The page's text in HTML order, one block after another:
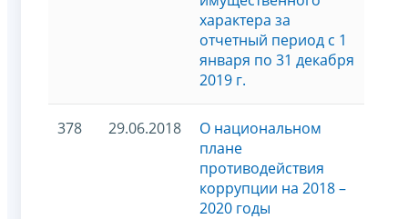
характера за
отчетный период с 1
января по 31 декабря
2019 г.
378 29.06.2018
О национальном
плане
противодействия
коррупции на 2018 –
2020 годы